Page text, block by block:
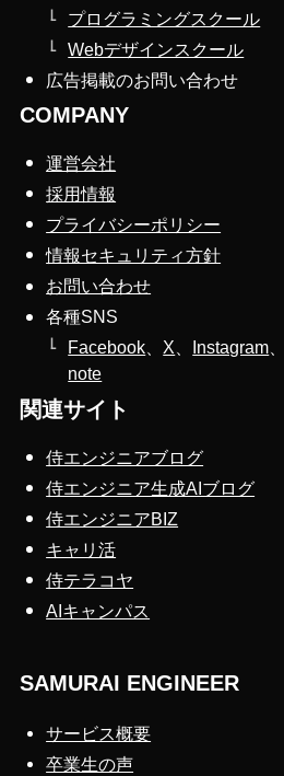
プログラミングスクール
Webデザインスクール
広告掲載のお問い合わせ
COMPANY
運営会社
採用情報
プライバシーポリシー
情報セキュリティ方針
お問い合わせ
各種SNS
Facebook
X Instagram
note
関連サイト
侍エンジニアブログ
侍エンジニア生成AIブログ
侍エンジニアBIZ
キャリ活
侍テラコヤ
AIキャンパス
SAMURAI ENGINEER
サービス概要
卒業生の声